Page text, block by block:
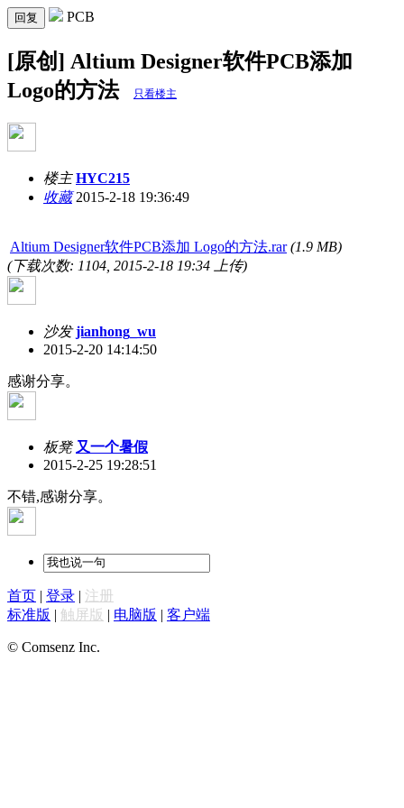
回复 PCB
[原创] Altium Designer软件PCB添加
Logo的方法
只看楼主
楼主 HYC215
收藏2015-2-18 19:36:49
Altium Designer软件PCB添加 Logo的方法.rar (1.9 MB)
(下载次数: 1104, 2015-2-18 19:34 上传)
沙发 jianhong_wu
2015-2-20 14:14:50
感谢分享。
板凳 又一个暑假
2015-2-25 19:28:51
不错,感谢分享。
首页 | 登录 | 注册
标准版 | 触屏版 | 电脑版 | 客户端
© Comsenz Inc.